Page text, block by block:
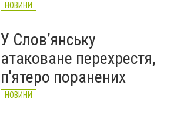
НОВИНИ
У Слов’янську
атаковане перехрестя,
п'ятеро поранених
НОВИНИ